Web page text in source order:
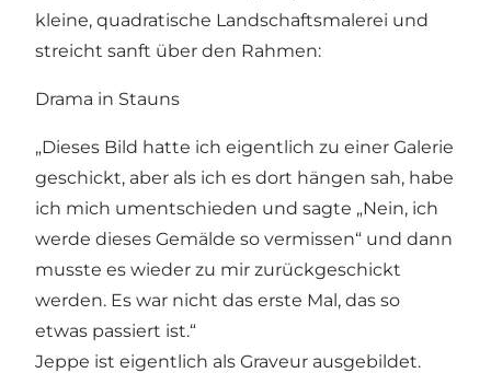
kleine, quadratische Landschaftsmalerei und
streicht sanft über den Rahmen:
Drama in Stauns
„Dieses Bild hatte ich eigentlich zu einer Galerie
geschickt, aber als ich es dort hängen sah, habe
ich mich umentschieden und sagte „Nein, ich
werde dieses Gemälde so vermissen“ und dann
musste es wieder zu mir zurückgeschickt
werden. Es war nicht das erste Mal, das so
etwas passiert ist.“
Jeppe ist eigentlich als Graveur ausgebildet.